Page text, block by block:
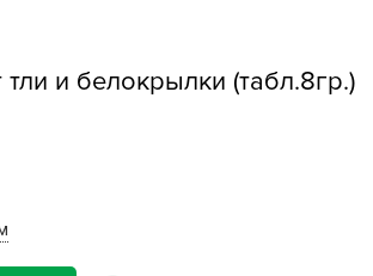
и белокрылки (табл.8гр.)